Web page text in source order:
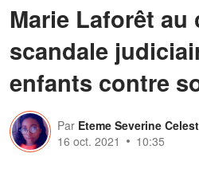
Marie Laforêt au
scandale
enfants contre
Par Eteme Severine
16 oct. 2021
10:35